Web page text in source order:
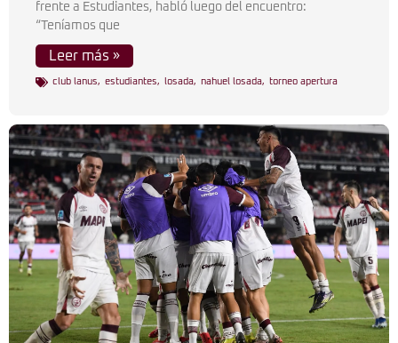
frente a Estudiantes, habló luego del encuentro:
“Teníamos que
Leer más »
club lanus, estudiantes, losada, nahuel losada, torneo apertura